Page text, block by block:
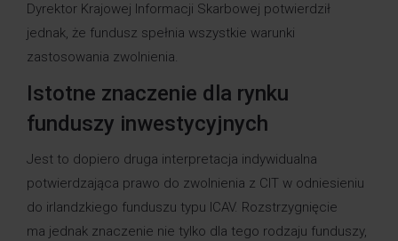
Dyrektor Krajowej Informacji Skarbowej potwierdził
jednak, że fundusz spełnia wszystkie warunki
zastosowania zwolnienia.
Istotne znaczenie dla rynku
funduszy inwestycyjnych
Jest to dopiero druga interpretacja indywidualna
potwierdzająca prawo do zwolnienia z CIT w odniesieniu
do irlandzkiego funduszu typu ICAV. Rozstrzygnięcie
ma jednak znaczenie nie tylko dla tego rodzaju funduszy,